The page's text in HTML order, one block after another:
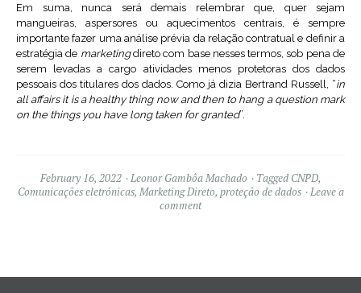
Em suma, nunca será demais relembrar que, quer sejam
mangueiras, aspersores ou aquecimentos centrais, é sempre
importante fazer uma análise prévia da relação contratual e definir a
estratégia de marketingdireto com base nesses termos, sob pena de
serem levadas a cargo atividades menos protetoras dos dados
pessoais dos titulares dos dados. Como já dizia Bertrand Russell, “in
all affairs it is a healthy thing now and then to hang a question mark
on the things you have long taken for granted”.
February 16, 2022 Leonor Gambôa Machado Tagged CNPD,
Comunicações eletrónicas, Marketing Direto, proteção de dados
Leave a
comment